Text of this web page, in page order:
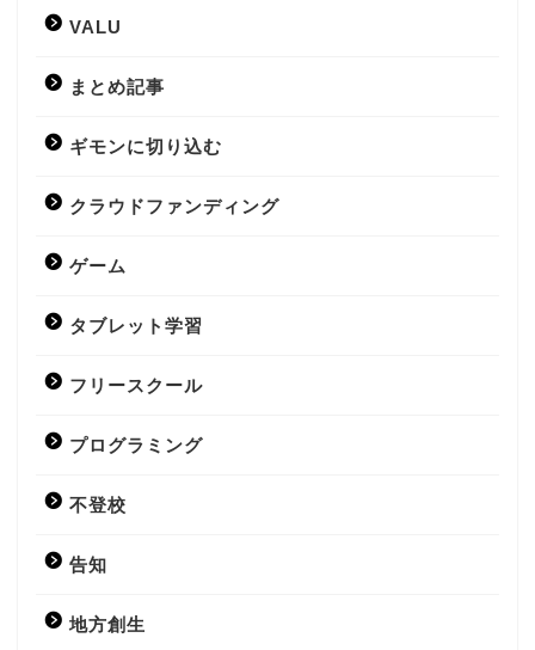
VALU
まとめ記事
ギモンに切り込む
クラウドファンディング
ゲーム
タブレット学習
フリースクール
プログラミング
不登校
告知
地方創生